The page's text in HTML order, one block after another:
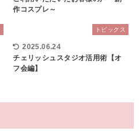
作コスプレ～
トピックス
2025.06.24
チェリッシュスタジオ活用術【オ
フ会編】